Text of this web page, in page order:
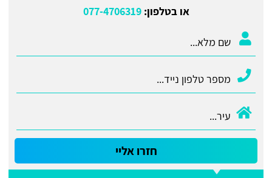
או בטלפון:077-4706319
חזרו אליי